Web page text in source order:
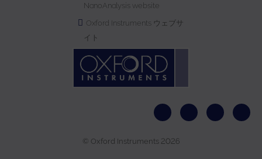
NanoAnalysis website
Oxford Instruments ウェブサ
イト
© Oxford Instruments 2026